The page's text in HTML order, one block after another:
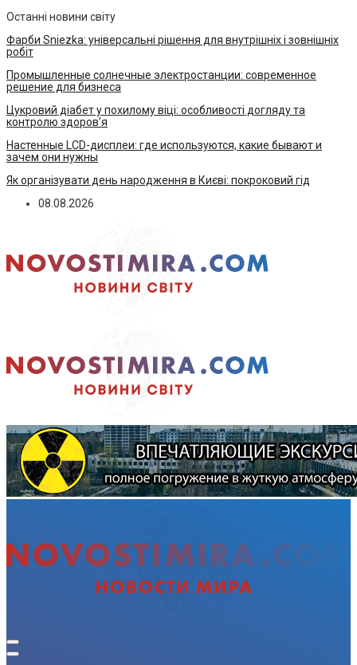
Останні новини світу
Фарби Sniezka: універсальні рішення для внутрішніх і зовнішніх
робіт
Промышленные солнечные электростанции: современное
решение для бизнеса
Цукровий діабет у похилому віці: особливості догляду та
контролю здоров’я
Настенные LCD-дисплеи: где используются, какие бывают и
зачем они нужны
Як організувати день народження в Києві: покроковий гід
08.08.2026